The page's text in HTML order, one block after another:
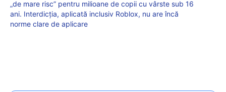
„de mare risc” pentru milioane de copii cu vârste sub 16
ani. Interdicția, aplicată inclusiv Roblox, nu are încă
norme clare de aplicare